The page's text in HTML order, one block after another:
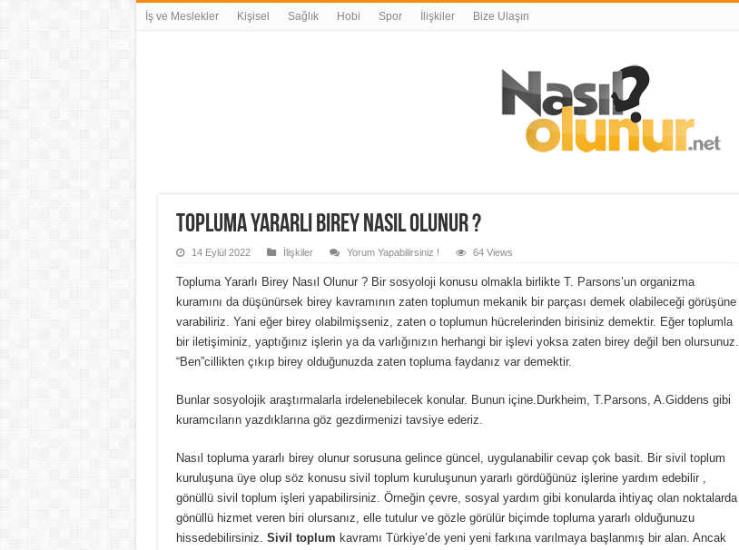
İş ve Meslekler Kişisel Sağlık Hobi Spor İlişkiler Bize Ulaşın
Topluma Yararlı Birey Nasıl Olunur ?
14 Eylül 2022 İlişkiler Yorum Yapabilirsiniz ! 64 Views
Topluma Yararlı Birey Nasıl Olunur ? Bir sosyoloji konusu olmakla birlikte T. Parsons’un organizma
kuramını da düşünürsek birey kavramının zaten toplumun mekanik bir parçası demek olabileceği görüşüne
varabiliriz. Yani eğer birey olabilmişseniz, zaten o toplumun hücrelerinden birisiniz demektir. Eğer toplumla
bir iletişiminiz, yaptığınız işlerin ya da varlığınızın herhangi bir işlevi yoksa zaten birey değil ben olursunuz.
“Ben”cillikten çıkıp birey olduğunuzda zaten topluma faydanız var demektir.
Bunlar sosyolojik araştırmalarla irdelenebilecek konular. Bunun içine.Durkheim, T.Parsons, A.Giddens gibi
kuramcıların yazdıklarına göz gezdirmenizi tavsiye ederiz.
Nasıl topluma yararlı birey olunur sorusuna gelince güncel, uygulanabilir cevap çok basit. Bir sivil toplum
kuruluşuna üye olup söz konusu sivil toplum kuruluşunun yararlı gördüğünüz işlerine yardım edebilir ,
gönüllü sivil toplum işleri yapabilirsiniz. Örneğin çevre, sosyal yardım gibi konularda ihtiyaç olan noktalarda
gönüllü hizmet veren biri olursanız, elle tutulur ve gözle görülür biçimde topluma yararlı olduğunuzu
hissedebilirsiniz. Sivil toplum kavramı Türkiye’de yeni yeni farkına varılmaya başlanmış bir alan. Ancak